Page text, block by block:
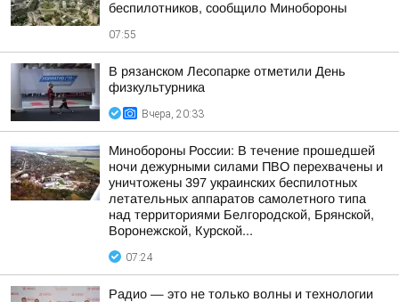
беспилотников, сообщило Минобороны
07:55
В рязанском Лесопарке отметили День
физкультурника
Вчера, 20:33
Минобороны России: В течение прошедшей
ночи дежурными силами ПВО перехвачены и
уничтожены 397 украинских беспилотных
летательных аппаратов самолетного типа
над территориями Белгородской, Брянской,
Воронежской, Курской...
07:24
Радио — это не только волны и технологии